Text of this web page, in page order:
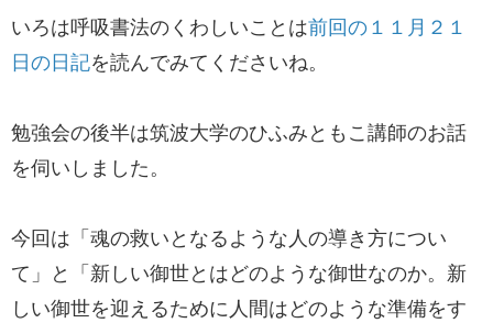
いろは呼吸書法のくわしいことは前回の１１月２１
日の日記を読んでみてくださいね。
勉強会の後半は筑波大学のひふみともこ講師のお話
を伺いしました。
今回は「魂の救いとなるような人の導き方につい
て」と「新しい御世とはどのような御世なのか。新
しい御世を迎えるために人間はどのような準備をす